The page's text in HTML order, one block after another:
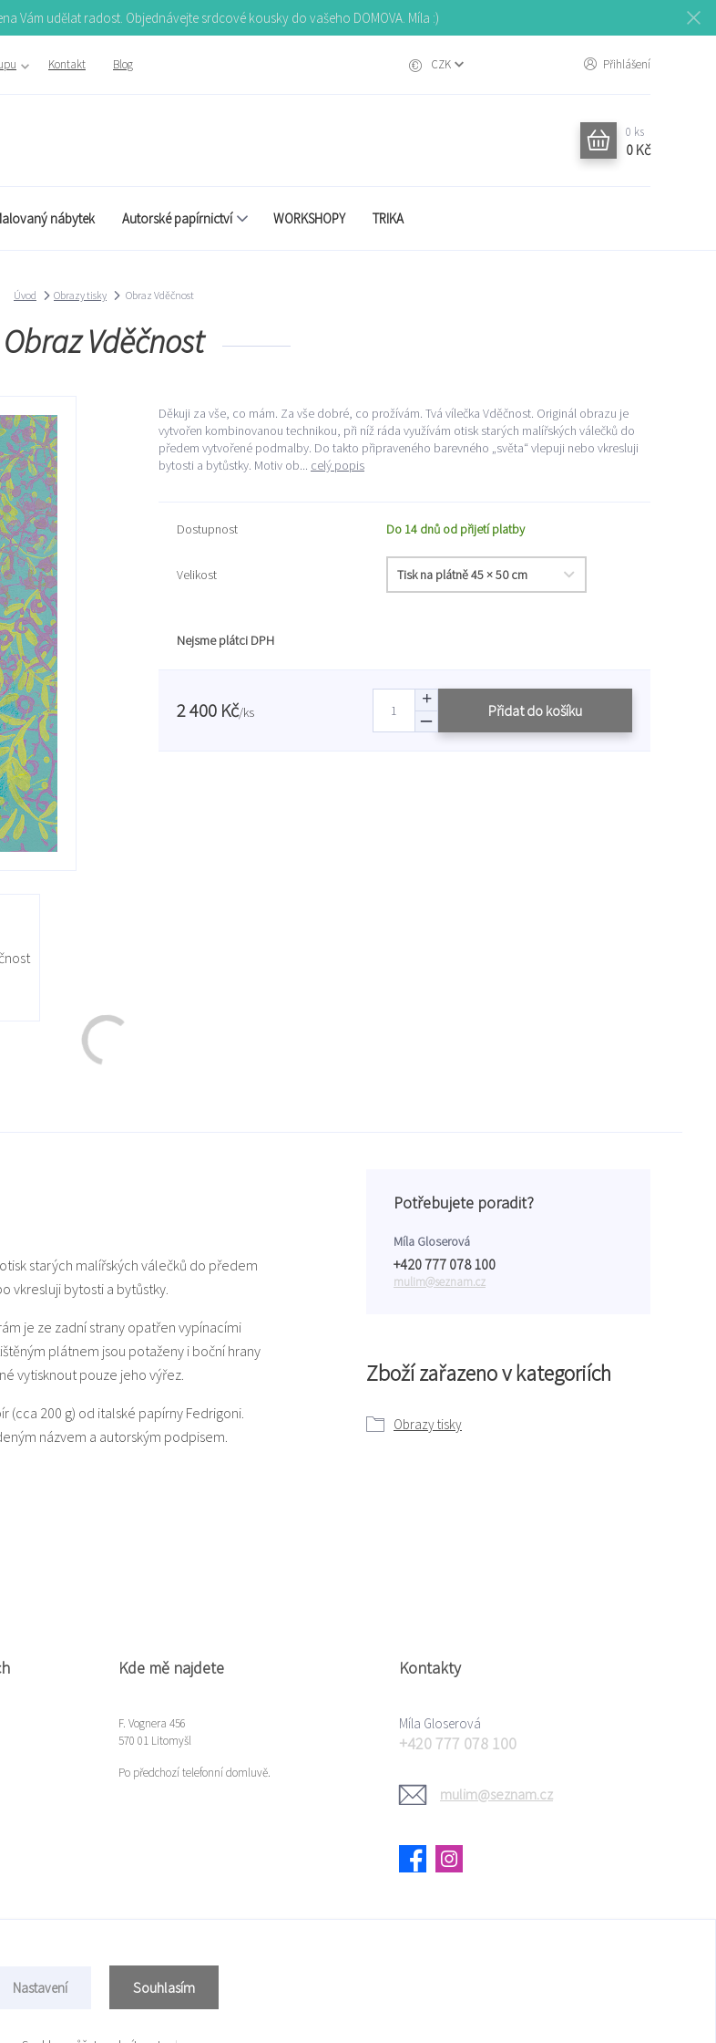
Vám udělat radost. Objednávejte srdcové kousky do vašeho DOMOVA. Míla :)
Kontakt Blog CZK Přihlášení
0 ks
0 Kč
nábytek Autorské papírnictví WORKSHOPY TRIKA
Úvod Obrazy tisky Obraz Vděčnost
Obraz Vděčnost
Děkuji za vše, co mám. Za vše dobré, co prožívám. Tvá vílečka Vděčnost. Originál obrazu je
vytvořen kombinovanou technikou, při níž ráda využívám otisk starých malířských válečků do
předem vytvořené podmalby. Do takto připraveného barevného „světa“ vlepuji nebo vkresluji
bytosti a bytůstky. Motiv ob... celý popis
Dostupnost Do 14 dnů od přijetí platby
Velikost
Nejsme plátci DPH
2 400 Kč/ks Přidat do košíku
starých malířských válečků do předem
vkresluji bytosti a bytůstky.
je ze zadní strany opatřen vypínacími
plátnem jsou potaženy i boční hrany
vytisknout pouze jeho výřez.
(cca 200 g) od italské papírny Fedrigoni.
názvem a autorským podpisem.
Zboží zařazeno v kategoriích
Obrazy tisky
Potřebujete poradit?
Míla Gloserová
+420 777 078 100
mulim@seznam.cz
Kde mě najdete
F. Vognera 456
570 01 Litomyšl
Po předchozí telefonní domluvě.
Kontakty
Míla Gloserová
+420 777 078 100
mulim@seznam.cz
Nastavení Souhlasím